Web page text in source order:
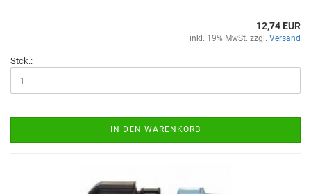
12,74 EUR
inkl. 19% MwSt. zzgl. Versand
Stck.:
IN DEN WARENKORB